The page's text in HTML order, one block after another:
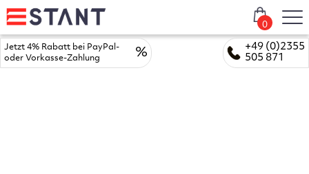
+49 (0)2355
505 871
Jetzt 4% Rabatt bei PayPal-
oder Vorkasse-Zahlung
%
0